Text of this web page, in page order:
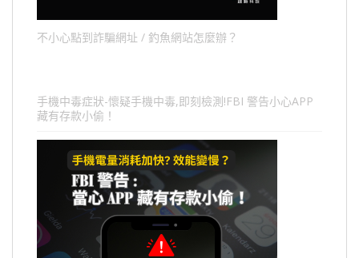
不小心點到詐騙網址 / 釣魚網站怎麼辦？
手機中毒症狀-懷疑手機中毒,即刻檢測!FBI 警告小心APP
藏有存款小偷！